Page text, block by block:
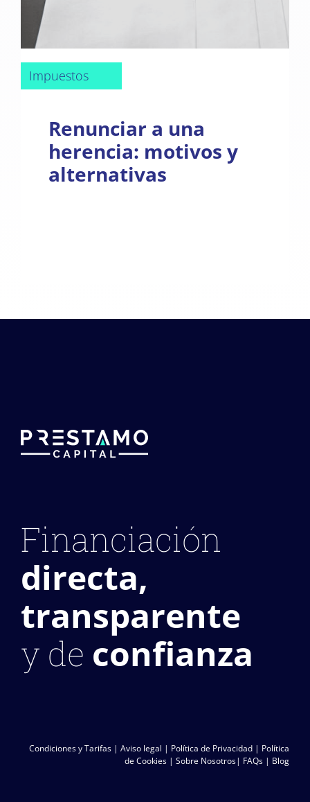
Impuestos
Renunciar a una
herencia: motivos y
alternativas
Financiación
directa,
transparente
y de confianza
Condiciones y Tarifas |Aviso legal | Política de Privacidad | Política
de Cookies |Sobre Nosotros| FAQs | Blog